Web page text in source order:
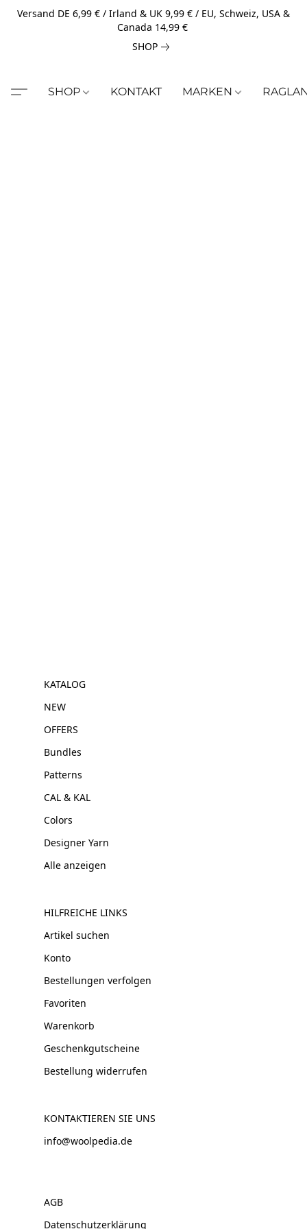
Versand DE 6,99 € / Irland & UK 9,99 € / EU, Schweiz, USA &
Canada 14,99 €
SHOP
SHOP KONTAKT MARKEN
KATALOG
NEW
OFFERS
Bundles
Patterns
CAL & KAL
Colors
Designer Yarn
Alle anzeigen
HILFREICHE LINKS
Artikel suchen
Konto
Bestellungen verfolgen
Favoriten
Warenkorb
Geschenkgutscheine
Bestellung widerrufen
KONTAKTIEREN SIE UNS
info@woolpedia.de
AGB
Datenschutzerklärung